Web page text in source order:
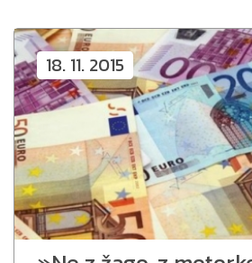
18. 11. 2015